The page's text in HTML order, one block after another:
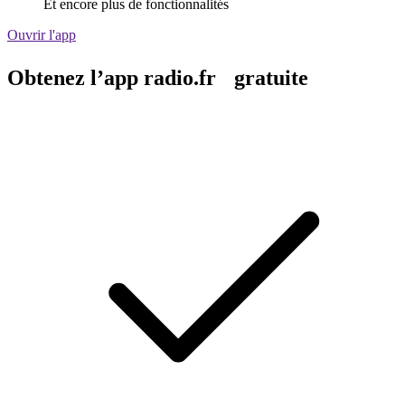
Et encore plus de fonctionnalités
Ouvrir l'app
Obtenez l’app radio.fr gratuite